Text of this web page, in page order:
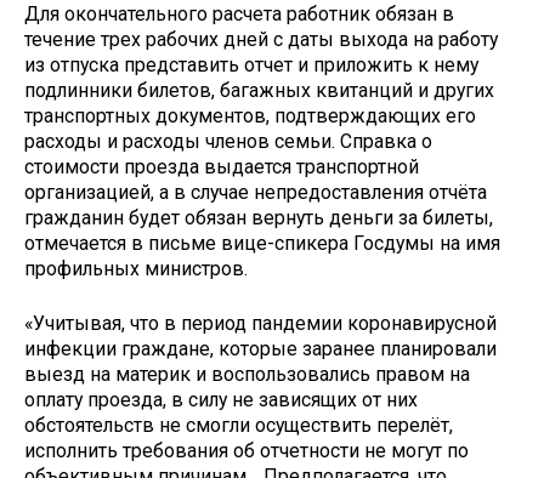
Для окончательного расчета работник обязан в
течение трех рабочих дней с даты выхода на работу
из отпуска представить отчет и приложить к нему
подлинники билетов, багажных квитанций и других
транспортных документов, подтверждающих его
расходы и расходы членов семьи. Справка о
стоимости проезда выдается транспортной
организацией, а в случае непредоставления отчёта
гражданин будет обязан вернуть деньги за билеты,
отмечается в письме вице-спикера Госдумы на имя
профильных министров.
«Учитывая, что в период пандемии коронавирусной
инфекции граждане, которые заранее планировали
выезд на материк и воспользовались правом на
оплату проезда, в силу не зависящих от них
обстоятельств не смогли осуществить перелёт,
исполнить требования об отчетности не могут по